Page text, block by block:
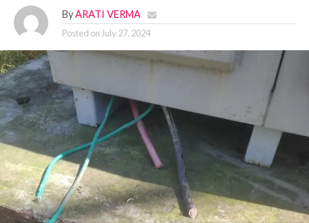
By ARATI VERMA
Posted on July 27, 2024